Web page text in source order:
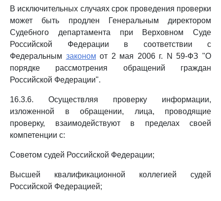
В исключительных случаях срок проведения проверки
может быть продлен Генеральным директором
Судебного департамента при Верховном Суде
Российской Федерации в соответствии с
Федеральным законом от 2 мая 2006 г. N 59-ФЗ "О
порядке рассмотрения обращений граждан
Российской Федерации".
16.3.6. Осуществляя проверку информации,
изложенной в обращении, лица, проводящие
проверку, взаимодействуют в пределах своей
компетенции с:
Советом судей Российской Федерации;
Высшей квалификационной коллегией судей
Российской Федерацией;